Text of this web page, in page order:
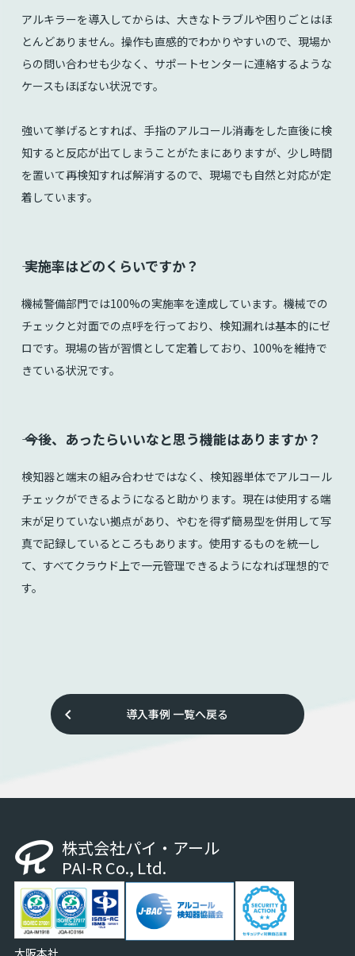
アルキラーを導入してからは、大きなトラブルや困りごとはほ
とんどありません。操作も直感的でわかりやすいので、現場か
らの問い合わせも少なく、サポートセンターに連絡するような
ケースもほぼない状況です。
強いて挙げるとすれば、手指のアルコール消毒をした直後に検
知すると反応が出てしまうことがたまにありますが、少し時間
を置いて再検知すれば解消するので、現場でも自然と対応が定
着しています。
⸺ 実施率はどのくらいですか？
機械警備部門では100%の実施率を達成しています。機械での
チェックと対面での点呼を行っており、検知漏れは基本的にゼ
ロです。現場の皆が習慣として定着しており、100%を維持で
きている状況です。
⸺ 今後、あったらいいなと思う機能はありますか？
検知器と端末の組み合わせではなく、検知器単体でアルコール
チェックができるようになると助かります。現在は使用する端
末が足りていない拠点があり、やむを得ず簡易型を併用して写
真で記録しているところもあります。使用するものを統一し
て、すべてクラウド上で一元管理できるようになれば理想的で
す。
導入事例
keyboard_arrow_left 一覧へ戻る
株式会社パイ・アール
PAI-R Co., Ltd.
大阪本社